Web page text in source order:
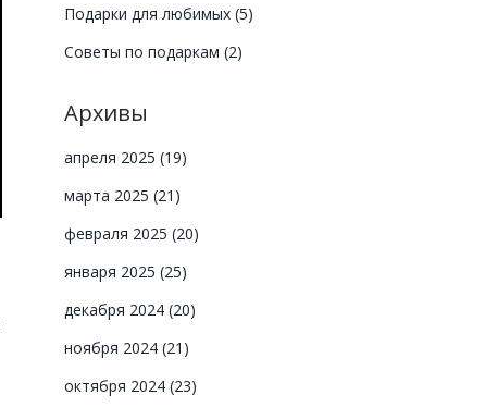
Подарки для любимых (5)
Советы по подаркам (2)
Архивы
апреля 2025 (19)
марта 2025 (21)
февраля 2025 (20)
января 2025 (25)
декабря 2024 (20)
ноября 2024 (21)
октября 2024 (23)